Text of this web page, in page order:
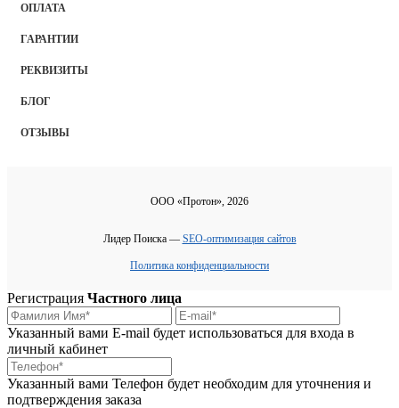
ОПЛАТА
ГАРАНТИИ
РЕКВИЗИТЫ
БЛОГ
ОТЗЫВЫ
ООО «Протон», 2026
Лидер Поиска — SEO-оптимизация сайтов
Политика конфиденциальности
Регистрация Частного лица
Указанный вами E-mail будет использоваться для входа в
личный кабинет
Указанный вами Телефон будет необходим для уточнения и
подтверждения заказа